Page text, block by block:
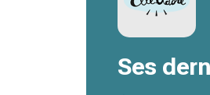
Ses